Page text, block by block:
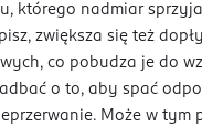
którego nadmiar
zwiększa się też
co pobudza je do
o to, aby spać
Może w tym